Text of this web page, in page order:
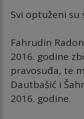
Svi optuženi su
Fahrudin
2016. godine
pravosuđa, te
Dautbašić i
2016. godine.